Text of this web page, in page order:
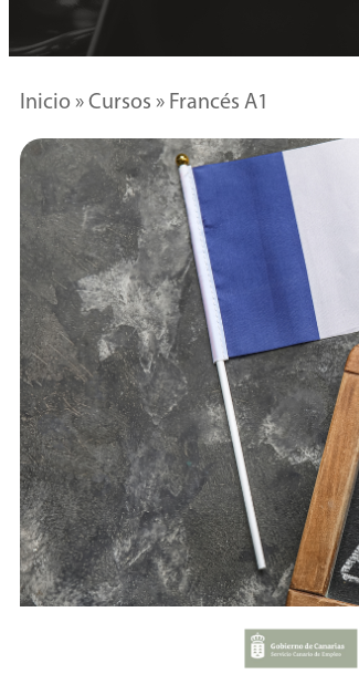
Inicio » Cursos » Francés A1